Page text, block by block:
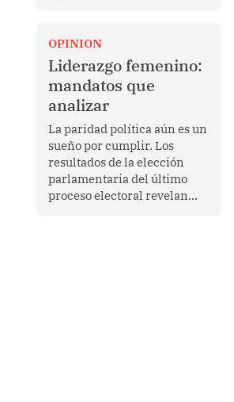
OPINION
Liderazgo femenino:
mandatos que
analizar
La paridad política aún es un
sueño por cumplir. Los
resultados de la elección
parlamentaria del último
proceso electoral revelan